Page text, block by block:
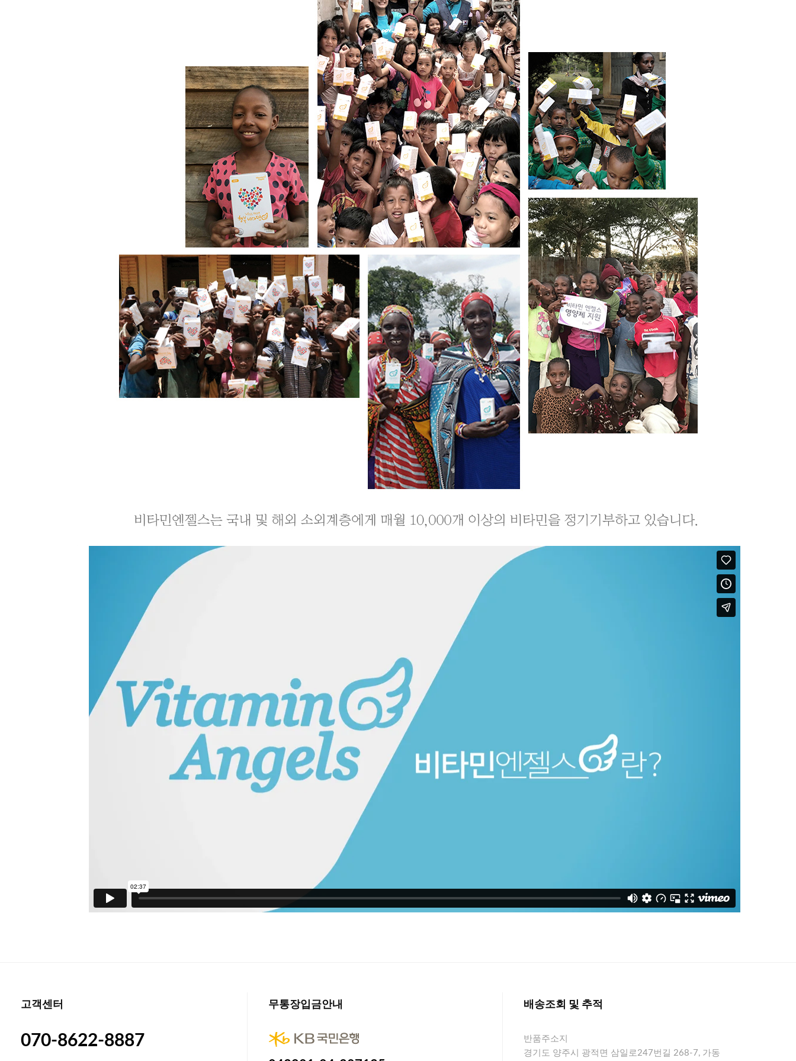
고객센터
070-8622-8887
무통장입금안내 배송조회 및 추적
반품주소지
경기도 양주시 광적면 삼일로247번길 268-7, 가동